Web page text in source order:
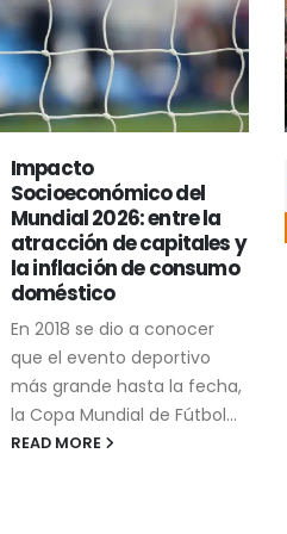
Arquitectura y
urbanismo socialmente
responsables: ¿utopía o
realidad?
La Responsabilidad Social
Empresarial (RSE) y la
Responsabilidad Social
Corporativa (RSC) son
conceptos relacionados
que, aunque suelen
confundirse, presentan